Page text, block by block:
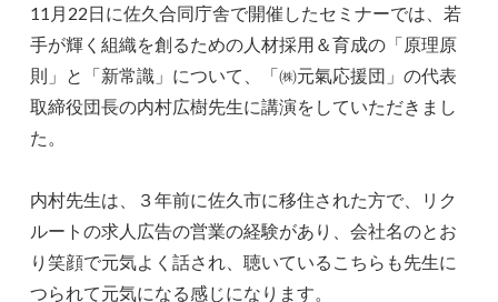
11月22日に佐久合同庁舎で開催したセミナーでは、若
手が輝く組織を創るための人材採用＆育成の「原理原
則」と「新常識」について、「㈱元氣応援団」の代表
取締役団長の内村広樹先生に講演をしていただきまし
た。
内村先生は、３年前に佐久市に移住された方で、リク
ルートの求人広告の営業の経験があり、会社名のとお
り笑顔で元気よく話され、聴いているこちらも先生に
つられて元気になる感じになります。